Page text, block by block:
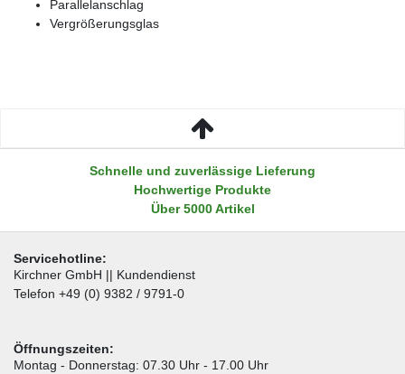
Parallelanschlag
Vergrößerungsglas
Schnelle und zuverlässige Lieferung
Hochwertige Produkte
Über 5000 Artikel
Servicehotline:
Kirchner GmbH || Kundendienst
Telefon +49 (0) 9382 / 9791-0
Öffnungszeiten:
Montag - Donnerstag: 07.30 Uhr - 17.00 Uhr